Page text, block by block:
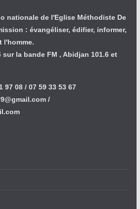
nationale de l'Eglise Méthodiste De
: évangéliser, édifier, informer,
l'homme.
sur la bande FM , Abidjan 101.6 et
97 08 / 07 59 33 53 67
/